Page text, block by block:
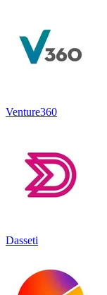
Venture360
Dasseti